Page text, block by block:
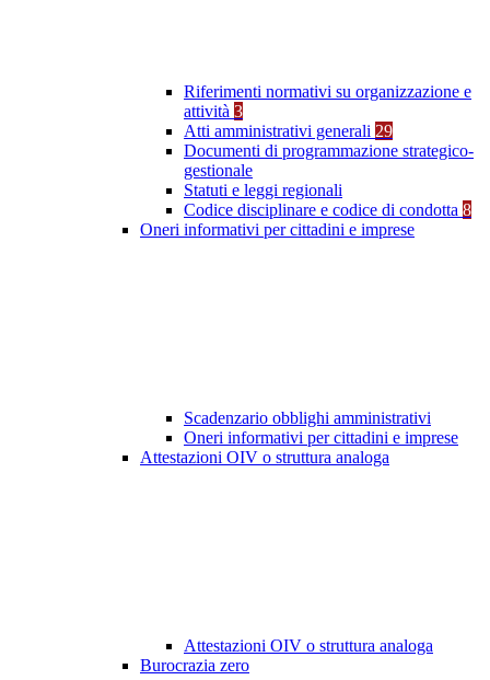
Riferimenti normativi su organizzazione e
attività 3
Atti amministrativi generali 29
Documenti di programmazione strategico-
gestionale
Statuti e leggi regionali
Codice disciplinare e codice di condotta 8
Oneri informativi per cittadini e imprese
Scadenzario obblighi amministrativi
Oneri informativi per cittadini e imprese
Attestazioni OIV o struttura analoga
Attestazioni OIV o struttura analoga
Burocrazia zero